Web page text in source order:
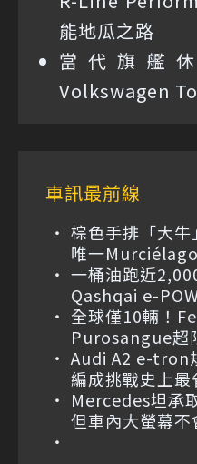
能地瓜之路
當代旗艦
Volkswagen
車訊最前線
棕色手排「大
唯一
一桶油跑近
Qashqai e-
全球僅10輛！
Purosangue超
Audi A2 e-tron
編成挑戰史上最
Mercedes坦承
但車內大螢幕不